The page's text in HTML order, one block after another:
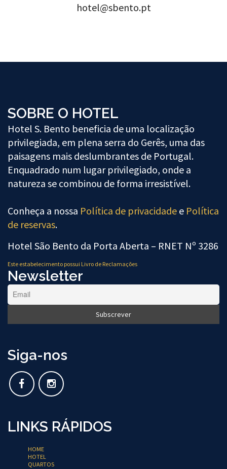
hotel@sbento.pt
SOBRE O HOTEL
Hotel S. Bento beneficia de uma localização
privilegiada, em plena serra do Gerês, uma das
paisagens mais deslumbrantes de Portugal.
Enquadrado num lugar privilegiado, onde a
natureza se combinou de forma irresistível.
Conheça a nossa Política de privacidade e Política
de reservas.
Hotel São Bento da Porta Aberta – RNET Nº 3286
Este estabelecimento possui Livro de Reclamações
Newsletter
Siga-nos
LINKS RÁPIDOS
HOME
HOTEL
QUARTOS